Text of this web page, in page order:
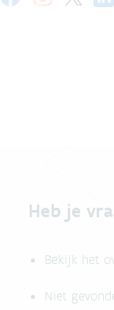
Heb je
Bekijk het
Niet